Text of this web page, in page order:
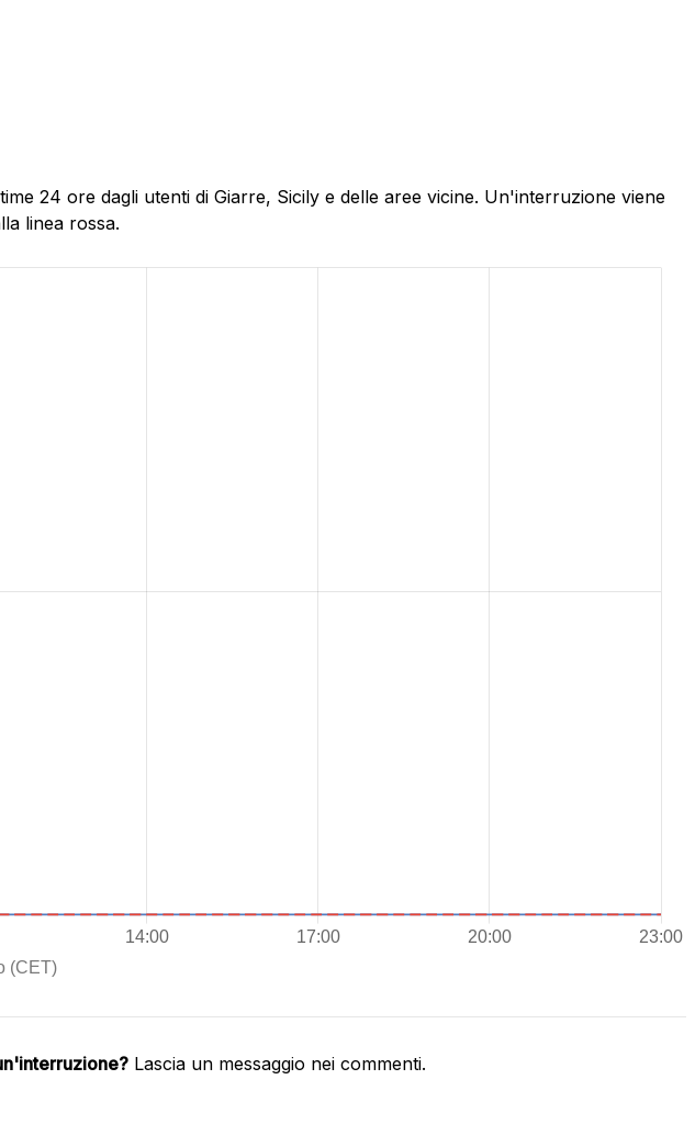
24 ore dagli utenti di Giarre, Sicily e delle aree vicine. Un'interruzione viene
linea rossa.
Lascia un messaggio nei commenti.